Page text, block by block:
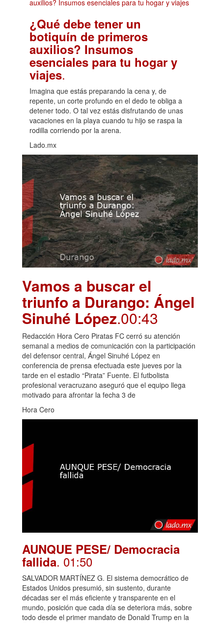
¿Qué debe tener un
botiquín de primeros
auxilios? Insumos
esenciales para tu hogar y
viajes.
Imagina que estás preparando la cena y, de
repente, un corte profundo en el dedo te obliga a
detener todo. O tal vez estás disfrutando de unas
vacaciones en la playa cuando tu hijo se raspa la
rodilla corriendo por la arena.
Lado.mx
Vamos a buscar el
triunfo a Durango: Ángel
Sinuhé López.00:43
Redacción Hora Cero Piratas FC cerró su atención
semanal a medios de comunicación con la participación
del defensor central, Ángel Sinuhé López en
conferencia de prensa efectuada este jueves por la
tarde en el estadio “Pirata” Fuente. El futbolista
profesional veracruzano aseguró que el equipo llega
motivado para afrontar la fecha 3 de
Hora Cero
AUNQUE PESE/ Democracia
fallida. 01:50
SALVADOR MARTÍNEZ G. El sistema democrático de
Estados Unidos presumió, sin sustento, durante
décadas ser el más eficiente y transparente en el
mundo, posición que cada día se deteriora más, sobre
todo desde el primer mandato de Donald Trump en la